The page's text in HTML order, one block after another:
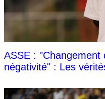
ASSE : "Changement
négativité" : Les